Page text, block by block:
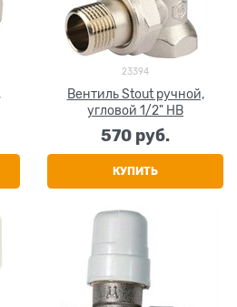
23394
Вентиль Stout ручной,
угловой 1/2" НВ
570 руб.
КУПИТЬ